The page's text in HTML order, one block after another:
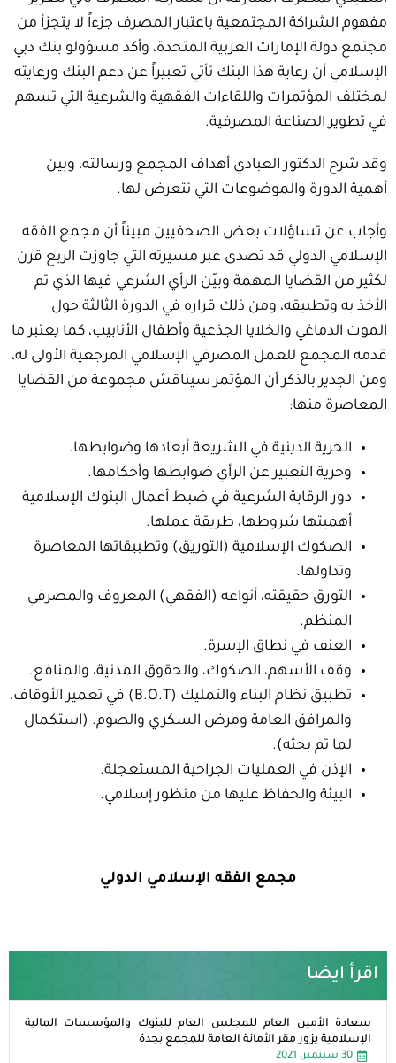
مفهوم الشراكة المجتمعية باعتبار المصرف جزءاً لا يتجزأ من
مجتمع دولة الإمارات العربية المتحدة، وأكد مسؤولو بنك دبي
الإسلامي أن رعاية هذا البنك تأتي تعبيراً عن دعم البنك ورعايته
لمختلف المؤتمرات واللقاءات الفقهية والشرعية التي تسهم
في تطوير الصناعة المصرفية.
وقد شرح الدكتور العبادي أهداف المجمع ورسالته، وبين
أهمية الدورة والموضوعات التي تتعرض لها.
وأجاب عن تساؤلات بعض الصحفيين مبيناً أن مجمع الفقه
الإسلامي الدولي قد تصدى عبر مسيرته التي جاوزت الربع قرن
لكثير من القضايا المهمة وبيّن الرأي الشرعي فيها الذي تم
الأخذ به وتطبيقه، ومن ذلك قراره في الدورة الثالثة حول
الموت الدماغي والخلايا الجذعية وأطفال الأنابيب، كما يعتبر ما
قدمه المجمع للعمل المصرفي الإسلامي المرجعية الأولى له،
ومن الجدير بالذكر أن المؤتمر سيناقش مجموعة من القضايا
المعاصرة منها:
الحرية الدينية في الشريعة أبعادها وضوابطها.
وحرية التعبير عن الرأي ضوابطها وأحكامها.
دور الرقابة الشرعية في ضبط أعمال البنوك الإسلامية
أهميتها شروطها، طريقة عملها.
الصكوك الإسلامية (التوريق) وتطبيقاتها المعاصرة
وتداولها.
التورق حقيقته، أنواعه (الفقهي) المعروف والمصرفي
المنظم.
العنف في نطاق الإسرة.
وقف الأسهم، الصكوك، والحقوق المدنية، والمنافع.
تطبيق نظام البناء والتمليك (B.O.T) في تعمير الأوقاف،
والمرافق العامة ومرض السكري والصوم. (استكمال
لما تم بحثه).
الإذن في العمليات الجراحية المستعجلة.
البيئة والحفاظ عليها من منظور إسلامي.
مجمع الفقه الإسلامي الدولي
اقرأ ايضا
سعادة الأمين العام للمجلس العام للبنوك والمؤسسات المالية
الإسلامية يزور مقر الأمانة العامة للمجمع بجدة
30 سبتمبر، 2021